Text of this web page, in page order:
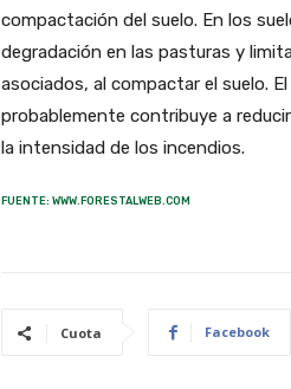
compactación del suelo. En los
degradación en las pasturas y
asociados, al compactar el suelo.
probablemente contribuye a
la intensidad de los incendios.
FUENTE: WWW.FORESTALWEB.COM
Cuota Facebook